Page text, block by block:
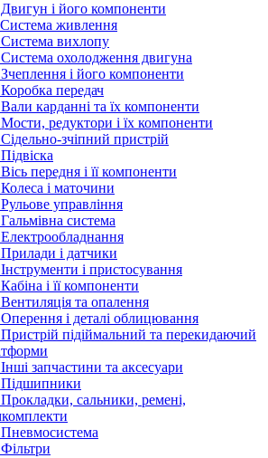
і його компоненти
живлення
вихлопу
охолодження двигуна
і його компоненти
передач
карданні та їх компоненти
редуктори і їх компоненти
зчіпний пристрій
передня і її компоненти
і маточини
управління
система
і датчики
і пристосування
і її компоненти
та опалення
і деталі облицювання
підіймальний та перекидаючий
запчастини та аксесуари
сальники, ремені,